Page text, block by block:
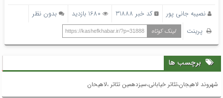
نصیبه جانی پور کد خبر 31888 1680 بازدید
بدون نظر
پرینت
لینک کوتاه https://kashefkhabar.ir/?p=31888
برچسب ها
شهروند لاهیجان،تئاتر خیابانی،سیزدهمین تئاتر ،لاهیحان